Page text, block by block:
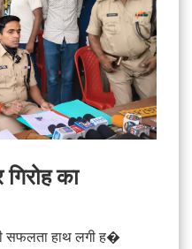
का
सफलता हाथ लगी ह�